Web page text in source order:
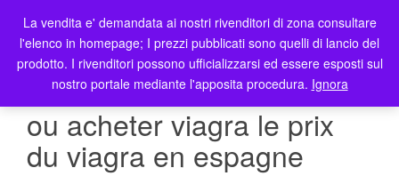
T
o
g
l
ou acheter viagra le prix
du viagra en espagne
La vendita e' demandata ai nostri rivenditori di zona consultare
l'elenco in homepage; I prezzi pubblicati sono quelli di lancio del
prodotto. I rivenditori possono ufficializzarsi ed essere esposti sul
nostro portale mediante l'apposita procedura. Ignora